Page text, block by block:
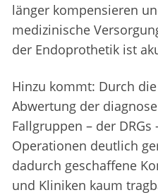
länger kompensieren
medizinische
der Endoprothetik ist
Hinzu kommt: Durch
Abwertung der
Fallgruppen – der DRGs
Operationen deutlich
dadurch geschaffene
und Kliniken kaum